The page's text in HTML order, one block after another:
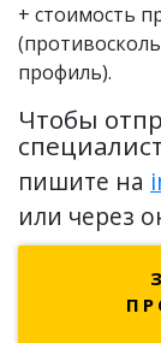
+ стоимость
профиль).
Чтобы
пишите на
или через